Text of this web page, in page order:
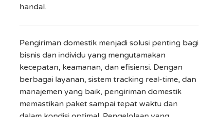
handal.
Pengiriman domestik menjadi solusi penting bagi
bisnis dan individu yang mengutamakan
kecepatan, keamanan, dan efisiensi. Dengan
berbagai layanan, sistem tracking real-time, dan
manajemen yang baik, pengiriman domestik
memastikan paket sampai tepat waktu dan